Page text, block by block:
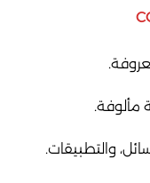
مألوفة.
والتطبيقات.